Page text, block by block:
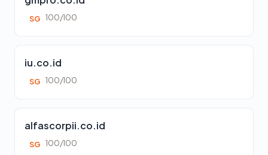
SG 100/100
iu.co.id
SG 100/100
alfascorpii.co.id
SG 100/100